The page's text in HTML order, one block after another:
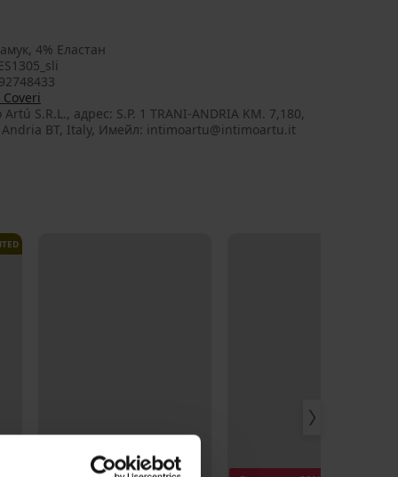
4% Еластан
S.R.L., aдрес: S.P. 1 TRANI-ANDRIA KM. 7,180,
Andria BT, Italy, Имейл: intimoartu@intimoartu.it